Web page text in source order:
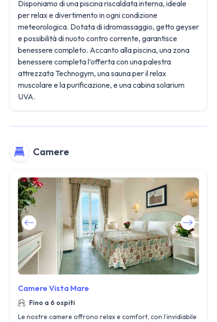
Disponiamo di una piscina riscaldata interna, ideale
per relax e divertimento in ogni condizione
meteorologica. Dotata di idromassaggio, getto geyser
e possibilità di nuoto contro corrente, garantisce
benessere completo. Accanto alla piscina, una zona
benessere completa l’offerta con una palestra
attrezzata Technogym, una sauna per il relax
muscolare e la purificazione, e una cabina solarium
UVA.
Camere
Camere Vista Mare
Fino a 6 ospiti
Le nostre camere offrono relax e comfort, con l’invidiabile